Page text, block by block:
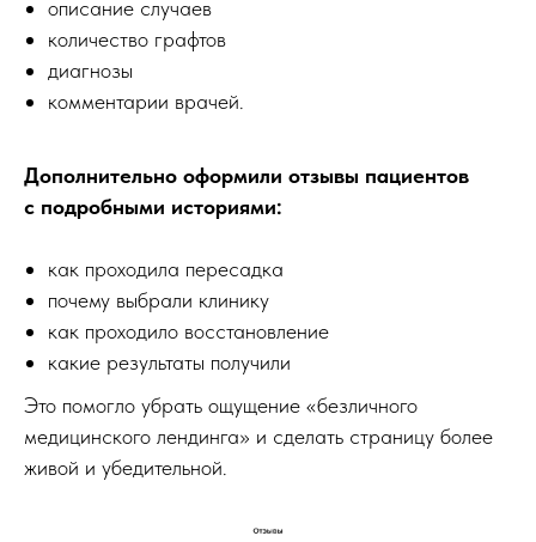
описание случаев
количество графтов
диагнозы
комментарии врачей.
Дополнительно оформили отзывы пациентов
с подробными историями:
как проходила пересадка
почему выбрали клинику
как проходило восстановление
какие результаты получили
Это помогло убрать ощущение «безличного
медицинского лендинга» и сделать страницу более
живой и убедительной.